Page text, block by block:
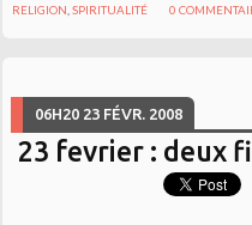
RELIGION ,SPIRITUALITÉ 0
06H20 23 FÉVR. 2008
23 fevrier : deux